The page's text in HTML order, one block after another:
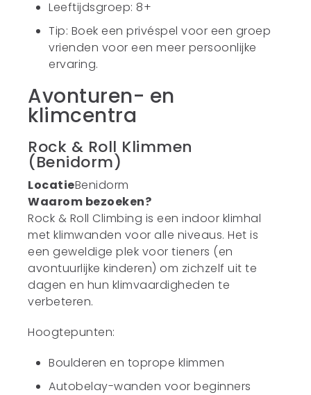
Leeftijdsgroep: 8+
Tip: Boek een privéspel voor een groep
vrienden voor een meer persoonlijke
ervaring.
Avonturen- en
klimcentra
Rock & Roll Klimmen
(Benidorm)
LocatieBenidorm
Waarom bezoeken?
Rock & Roll Climbing is een indoor klimhal
met klimwanden voor alle niveaus. Het is
een geweldige plek voor tieners (en
avontuurlijke kinderen) om zichzelf uit te
dagen en hun klimvaardigheden te
verbeteren.
Hoogtepunten:
Boulderen en toprope klimmen
Autobelay-wanden voor beginners